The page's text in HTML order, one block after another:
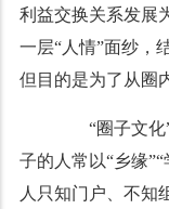
利益交换关系发展
一层“人情”面纱，
但目的是为了从圈
“圈子文化”
子的人常以“乡缘
人只知门户、不知